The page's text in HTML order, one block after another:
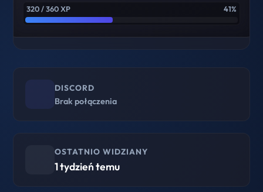
320 / 360 XP 41%
DISCORD
Brak połączenia
OSTATNIO WIDZIANY
1 tydzień temu